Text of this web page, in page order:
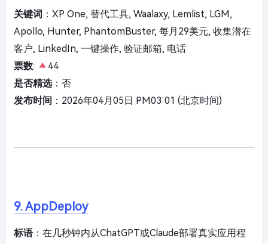
关键词 ：XP One, 替代工具, Waalaxy, Lemlist, LGM,
Apollo, Hunter, PhantomBuster, 每月29美元, 收集潜在
客户, LinkedIn, 一键操作, 验证邮箱, 电话
票数:
44
是否精选：否
发布时间 ：2026年04月05日 PM03:01 (北京时间)
9. AppDeploy
标语：在几秒钟内从ChatGPT或Claude部署真实应用程